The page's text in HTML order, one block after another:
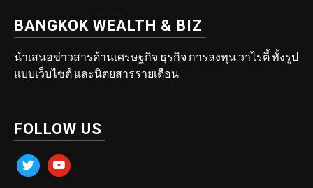
BANGKOK WEALTH & BIZ
นำเสนอข่าวสารด้านเศรษฐกิจ ธุรกิจ การลงทุน วาไรตี้ ทั้งรูป
แบบเว็บไซต์ และนิตยสารรายเดือน
FOLLOW US
twitter youtube